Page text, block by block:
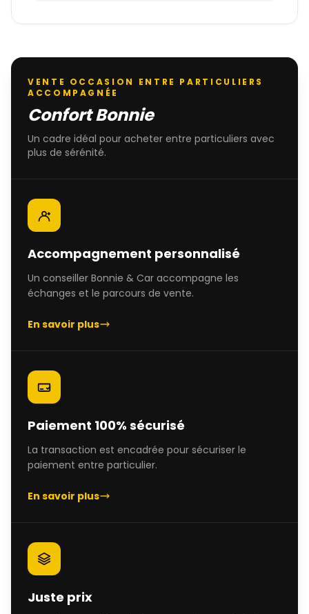
VENTE OCCASION ENTRE PARTICULIERS
ACCOMPAGNÉE
Confort Bonnie
Un cadre idéal pour acheter entre particuliers avec
plus de sérénité.
Accompagnement personnalisé
Un conseiller Bonnie & Car accompagne les
échanges et le parcours de vente.
En savoir plus
Paiement 100% sécurisé
La transaction est encadrée pour sécuriser le
paiement entre particulier.
En savoir plus
Juste prix